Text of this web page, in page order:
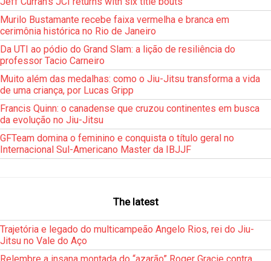
Murilo Bustamante recebe faixa vermelha e branca em
cerimônia histórica no Rio de Janeiro
Da UTI ao pódio do Grand Slam: a lição de resiliência do
professor Tacio Carneiro
Muito além das medalhas: como o Jiu-Jitsu transforma a vida
de uma criança, por Lucas Gripp
Francis Quinn: o canadense que cruzou continentes em busca
da evolução no Jiu-Jitsu
GFTeam domina o feminino e conquista o título geral no
Internacional Sul-Americano Master da IBJJF
The latest
Trajetória e legado do multicampeão Angelo Rios, rei do Jiu-
Jitsu no Vale do Aço